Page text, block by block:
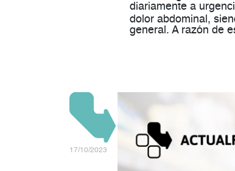
diariamente a
dolor abdominal,
general. A razón de
17/10/2023